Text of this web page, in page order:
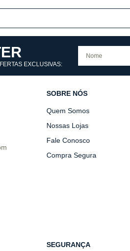
EXCLUSIVAS:
SOBRE NÓS
Quem Somos
Nossas Lojas
Fale Conosco
Compra Segura
SEGURANÇA